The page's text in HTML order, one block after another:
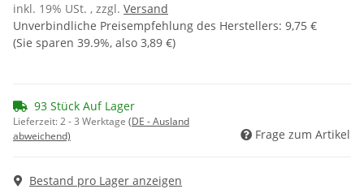
inkl. 19% USt. , zzgl. Versand
Unverbindliche Preisempfehlung des Herstellers: 9,75 €
(Sie sparen 39.9%, also 3,89 €)
93 Stück Auf Lager
Lieferzeit:2 - 3 Werktage (DE - Ausland
abweichend)
Frage zum Artikel
Bestand pro Lager anzeigen